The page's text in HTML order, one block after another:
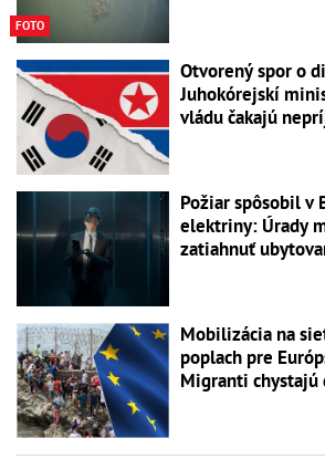
FOTO
Otvorený spor o
Juhokórejskí
vládu čakajú
Požiar spôsobil v
elektriny: Úrady
zatiahnuť
Mobilizácia na
poplach pre
Migranti chystajú